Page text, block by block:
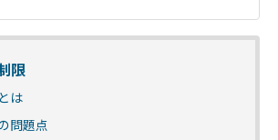
限
は
問題点